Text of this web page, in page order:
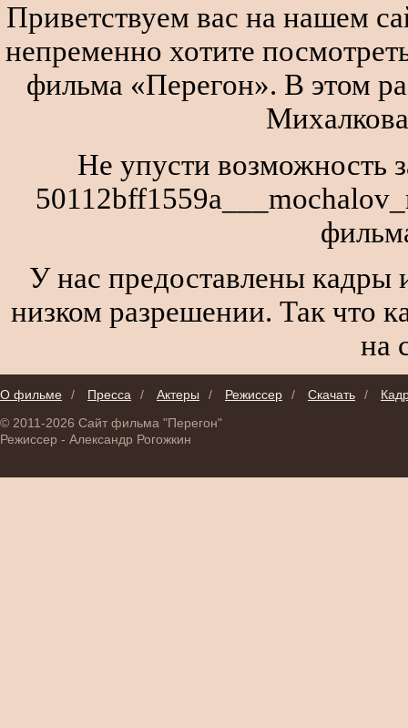
Приветствуем вас на нашем
непременно хотите
фильма «Перегон». В этом
Не упусти возможность
У нас предоставлены кадры
низком разрешении. Так что
на
О фильме / Пресса / Актеры / Режиссер / Скачать /
© 2011-2026 Сайт фильма "Перегон"
Режиссер - Александр Рогожкин